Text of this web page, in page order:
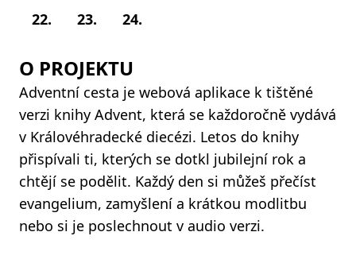
22. 23. 24.
O PROJEKTU
Adventní cesta je webová aplikace k tištěné
verzi knihy Advent, která se každoročně vydává
v Královéhradecké diecézi. Letos do knihy
přispívali ti, kterých se dotkl jubilejní rok a
chtějí se podělit. Každý den si můžeš přečíst
evangelium, zamyšlení a krátkou modlitbu
nebo si je poslechnout v audio verzi.